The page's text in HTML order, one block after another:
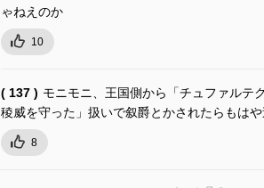
ゃねえのか
10
( 137 ) モニモニ、王国側から「チュファルテ
稜威を守った」扱いで叙爵とかされたらもは
8